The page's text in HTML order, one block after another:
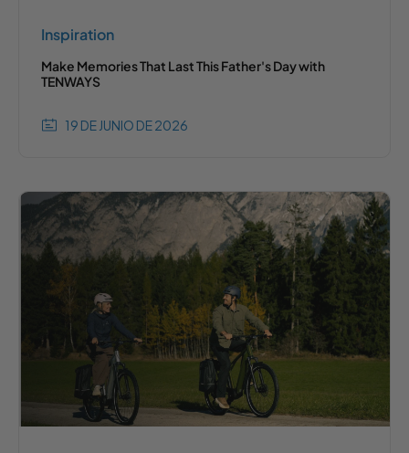
Inspiration
Make Memories That Last This Father's Day with
TENWAYS
19 DE JUNIO DE 2026